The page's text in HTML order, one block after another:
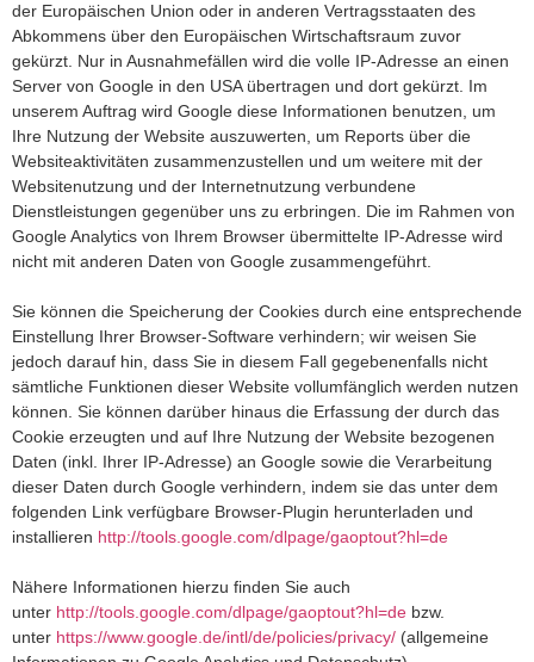
der Europäischen Union oder in anderen Vertragsstaaten des
Abkommens über den Europäischen Wirtschaftsraum zuvor
gekürzt. Nur in Ausnahmefällen wird die volle IP-Adresse an einen
Server von Google in den USA übertragen und dort gekürzt. Im
unserem Auftrag wird Google diese Informationen benutzen, um
Ihre Nutzung der Website auszuwerten, um Reports über die
Websiteaktivitäten zusammenzustellen und um weitere mit der
Websitenutzung und der Internetnutzung verbundene
Dienstleistungen gegenüber uns zu erbringen. Die im Rahmen von
Google Analytics von Ihrem Browser übermittelte IP-Adresse wird
nicht mit anderen Daten von Google zusammengeführt.
Sie können die Speicherung der Cookies durch eine entsprechende
Einstellung Ihrer Browser-Software verhindern; wir weisen Sie
jedoch darauf hin, dass Sie in diesem Fall gegebenenfalls nicht
sämtliche Funktionen dieser Website vollumfänglich werden nutzen
können. Sie können darüber hinaus die Erfassung der durch das
Cookie erzeugten und auf Ihre Nutzung der Website bezogenen
Daten (inkl. Ihrer IP-Adresse) an Google sowie die Verarbeitung
dieser Daten durch Google verhindern, indem sie das unter dem
folgenden Link verfügbare Browser-Plugin herunterladen und
installieren http://tools.google.com/dlpage/gaoptout?hl=de
Nähere Informationen hierzu finden Sie auch
unter http://tools.google.com/dlpage/gaoptout?hl=de bzw.
unter https://www.google.de/intl/de/policies/privacy/ (allgemeine